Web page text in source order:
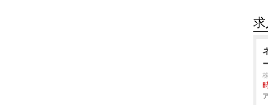
求